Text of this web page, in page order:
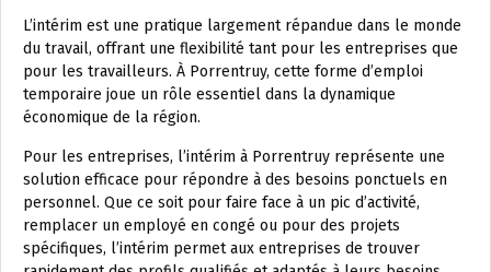
L’intérim est une pratique largement répandue dans le monde
du travail, offrant une flexibilité tant pour les entreprises que
pour les travailleurs. À Porrentruy, cette forme d’emploi
temporaire joue un rôle essentiel dans la dynamique
économique de la région.
Pour les entreprises, l’intérim à Porrentruy représente une
solution efficace pour répondre à des besoins ponctuels en
personnel. Que ce soit pour faire face à un pic d’activité,
remplacer un employé en congé ou pour des projets
spécifiques, l’intérim permet aux entreprises de trouver